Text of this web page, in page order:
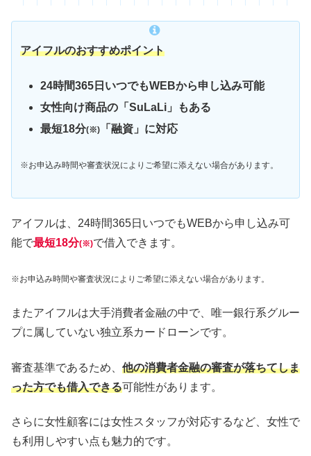
アイフルのおすすめポイント
24時間365日いつでもWEBから申し込み可能
女性向け商品の「SuLaLi」もある
最短18分(※) 「融資」に対応
※お申込み時間や審査状況によりご希望に添えない場合があります。
アイフルは、24時間365日いつでもWEBから申し込み可
能で最短18分(※)で借入できます。
※お申込み時間や審査状況によりご希望に添えない場合があります。
またアイフルは大手消費者金融の中で、唯一銀行系グルー
プに属していない独立系カードローンです。
審査基準であるため、 他の消費者金融の審査が落ちてしま
った方でも借入できる可能性があります。
さらに女性顧客には女性スタッフが対応するなど、女性で
も利用しやすい点も魅力的です。